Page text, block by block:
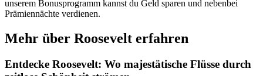
unserem Bonusprogramm kannst du Geld sparen und nebenbei
Prämiennächte verdienen.
Mehr über Roosevelt erfahren
Entdecke Roosevelt: Wo majestätische Flüsse durch